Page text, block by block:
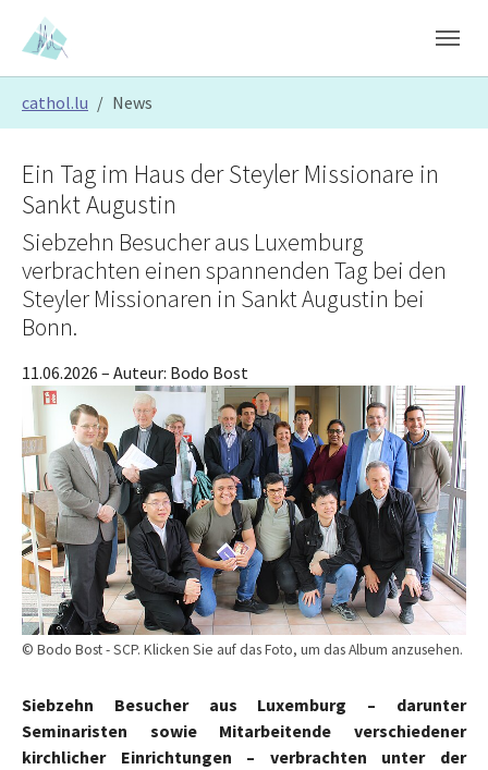
Skip to main content
Skip to page footer
cathol.lu News
© Bodo Bost - SCP. Klicken Sie auf das Foto, um das Album anzusehen.
Ein Tag im Haus der Steyler Missionare in
Sankt Augustin
Siebzehn Besucher aus Luxemburg
verbrachten einen spannenden Tag bei den
Steyler Missionaren in Sankt Augustin bei
Bonn.
11.06.2026 – Auteur: Bodo Bost
Siebzehn Besucher aus Luxemburg – darunter
Seminaristen sowie Mitarbeitende verschiedener
kirchlicher Einrichtungen – verbrachten unter der